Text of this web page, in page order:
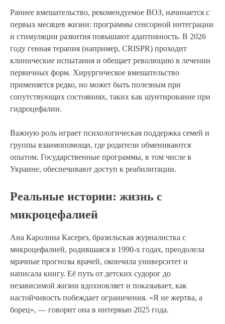
Раннее вмешательство, рекомендуемое ВОЗ, начинается с
первых месяцев жизни: программы сенсорной интеграции
и стимуляции развития повышают адаптивность. В 2026
году генная терапия (например, CRISPR) проходит
клинические испытания и обещает революцию в лечении
первичных форм. Хирургическое вмешательство
применяется редко, но может быть полезным при
сопутствующих состояниях, таких как шунтирование при
гидроцефалии.
Важную роль играет психологическая поддержка семей и
группы взаимопомощи, где родители обмениваются
опытом. Государственные программы, в том числе в
Украине, обеспечивают доступ к реабилитации.
Реальные истории: жизнь с
микроцефалией
Ана Каролина Касерез, бразильская журналистка с
микроцефалией, родившаяся в 1990-х годах, преодолела
мрачные прогнозы врачей, окончила университет и
написала книгу. Её путь от детских судорог до
независимой жизни вдохновляет и показывает, как
настойчивость побеждает ограничения. «Я не жертва, а
борец», — говорит она в интервью 2025 года.